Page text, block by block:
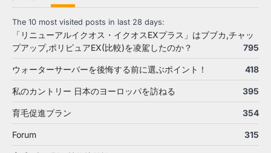
The 10 most visited posts in last 28 days:
「リニューアルイクオス・イクオスEXプラス」はブブカ,チャッ
プアップ,ポリピュアEX(比較)を凌駕したのか？
795
ウォーターサーバーを後悔する前に選ぶポイント！ 418
私のカントリー 日本のヨーロッパを訪ねる 395
育毛促進プラン 354
Forum 315